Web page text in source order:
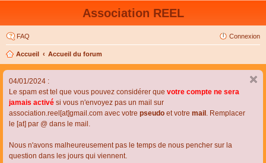
Association REEL
FAQ Connexion
Accueil Accueil du forum
04/01/2024 :
Le spam est tel que vous pouvez considérer que votre compte ne sera
jamais activé si vous n'envoyez pas un mail sur
association.reel[at]gmail.com avec votre pseudo et votre mail . Remplacer
le [at] par @ dans le mail.
Nous n'avons malheureusement pas le temps de nous pencher sur la
question dans les jours qui viennent.